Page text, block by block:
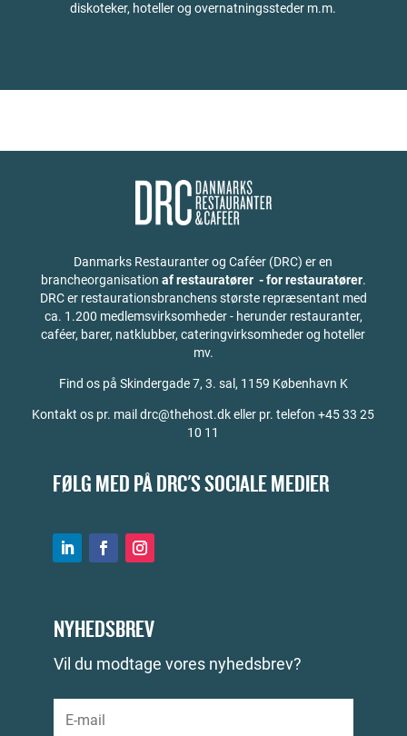
diskoteker, hoteller og overnatningssteder m.m.
Danmarks Restauranter og Caféer (DRC) er en
brancheorganisation af restauratører - for restauratører.
DRC er restaurationsbranchens største repræsentant med
ca. 1.200 medlemsvirksomheder - herunder restauranter,
caféer, barer, natklubber, cateringvirksomheder og hoteller
mv.
Find os på Skindergade 7, 3. sal, 1159 København K
Kontakt os pr. mail drc@thehost.dk eller pr. telefon +45 33 25
10 11
FØLG MED PÅ DRC'S SOCIALE MEDIER
NYHEDSBREV
Vil du modtage vores nyhedsbrev?